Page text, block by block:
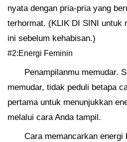
nyata dengan pria-pria yang
terhormat. (KLIK DI SINI untuk
ini sebelum kehabisan.)
#2:Energi Feminin
Penampilanmu memudar.
memudar, tidak peduli betapa
pertama untuk menunjukkan
melalui cara Anda tampil.
Cara memancarkan energi